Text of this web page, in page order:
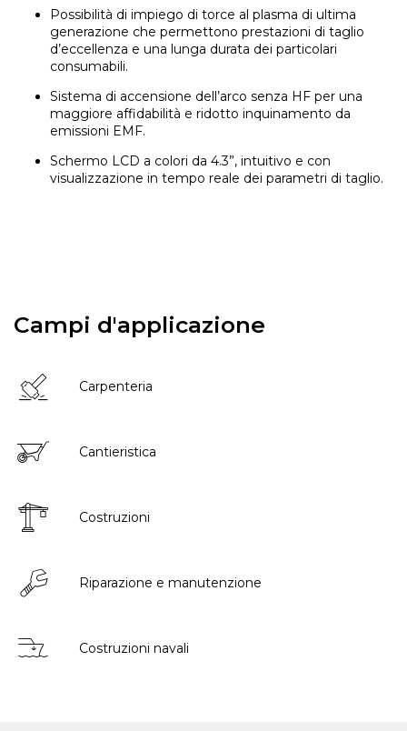
Possibilità di impiego di torce al plasma di ultima
generazione che permettono prestazioni di taglio
d’eccellenza e una lunga durata dei particolari
consumabili.
Sistema di accensione dell’arco senza HF per una
maggiore affidabilità e ridotto inquinamento da
emissioni EMF.
Schermo LCD a colori da 4.3”, intuitivo e con
visualizzazione in tempo reale dei parametri di taglio.
Campi d'applicazione
Carpenteria
Cantieristica
Costruzioni
Riparazione e manutenzione
Costruzioni navali